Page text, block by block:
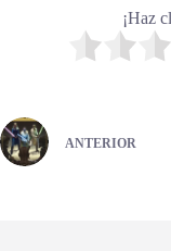
¡Haz
ANTERIOR